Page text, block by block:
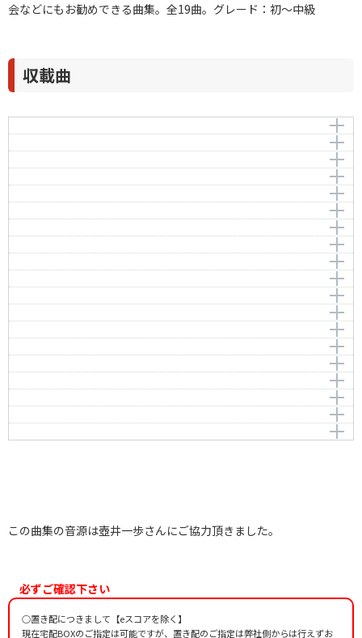
会などにもお勧めできる曲集。全19曲。グレード：初～中級
収載曲
さくらさくら
作曲者：-
Traditional
編曲者：壺井一歩
蛍の光
Auld Land Syne
作曲者：-
Traditional
編曲者：壺井一歩
威風堂々第１番
作曲者：エルガー，エドワード
Elgar，Edward
編曲者：壺井一歩
花
Hana (Sumida River)
作曲者：瀧 廉太郎
Taki，Rentarou
編曲者：壺井一歩
春に寄す
Lyriske smastykker No.3 To the Spring Op.43-6
作曲者：グリーグ，エドヴァルド
Grieg，Edvard
編曲者：壺井一歩
乾杯の歌（椿姫より）
<La Traviata> “Brindisi”
作曲者：ヴェルディ，ジュゼッペ
Verdi，Giuseppe
編曲者：壺井一歩
ヴァイオリンソナタ第5番「春」第1楽章
Sonata 5 F-major (Spring Sonata) Op.24
作曲者：ベートーヴェン，ルートヴィヒ・ヴァン
Beethoven，Ludwig van
編曲者：壺井一歩
春（17の歌曲より第2曲）
Wiosna (Printemps) Op.74-2/BI 117 [Posth.]
作曲者：ショパン，フレデリック
Chopin，Frédéric
編曲者：壺井一歩
すみれ
Das Veilchen K.476
作曲者：モーツァルト，ヴォルフガング・アマデウス
Mozart，Wolfgang Amadeus
編曲者：壺井一歩
美しきロスマリン
作曲者：フリッツ・クライスラー
-
編曲者：壺井一歩
春の声
Fruhlingsstimmen Op.410
作曲者：シュトラウス2世，ヨハン
Strauss 2，Johann
編曲者：壺井一歩
花のワルツ（くるみ割り人形より）
The Nutcracker Valse des Fleurs Op.71a
作曲者：チャイコフスキー，ピョートル
Tchaikovsky，Peter
編曲者：壺井一歩
3月 ひばりの歌（四季より）
Die Jahreszeiten Marz，Lied der Lerche Op.37a-3
作曲者：チャイコフスキー，ピョートル
Tchaikovsky，Peter
編曲者：壺井一歩
春 第1楽章（四季より）
Le quattro stagioni 1.La Primavera Op.8-1 RV.297
作曲者：ヴィヴァルディ，アントニオ
Vivaldi，Antonio
編曲者：壺井一歩
花の二重唱（ラクメより）
作曲者：ドリーブ，レオ
Delibes，Léo
編曲者：壺井一歩
花の曲
作曲者：シューマン，ロベルト
Schumann，Robert
編曲者：壺井一歩
カーネーション（5つの小品-花の組曲-より）
作曲者：シベリウス，ジャン
Sibelius，Jean
花の歌
作曲者：ランゲ，グスタフ
春の歌（無言歌集より）
この曲集の音源は壺井一歩さんにご協力頂きました。
必ずご確認下さい
○置き配につきまして【eスコアを除く】
現在宅配BOXのご指定は可能ですが、置き配のご指定は弊社側からは行えずお